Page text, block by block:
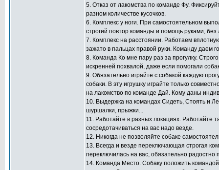
5. Отказ от лакомства по команде Фу.
разном количестве кусочков.
6. Комплекс у ноги. При самостоятельном
строгий повтор команды и помощь руками, без
7. Комплекс на расстоянии. Работаем
зажато в пальцах правой руки. Команду даем
8. Команда Ко мне пару раз за прогулку.
искренней похвалой, даже если помогали
9. Обязательно играйте с собакой каждую
собаки. В эту игрушку играйте только
на лакомство по команде Дай. Кому даны
10. Выдержка на командах Сидеть, Стоять и
шуршалки, прыжки...
11. Работайте в разных локациях. Работайте
сосредотачиваться на вас надо везде.
12. Никогда не позволяйте собаке
13. Всегда и везде переключающая строгая
переключилась на вас, обязательно радостно
14. Команда Место. Собаку положить